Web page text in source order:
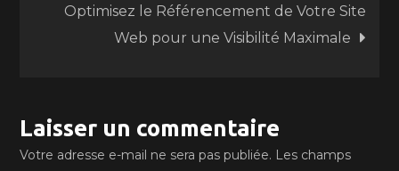
l’article
Optimisez le Référencement de Votre Site
Web pour une Visibilité Maximale
Laisser un commentaire
Votre adresse e-mail ne sera pas publiée. Les champs